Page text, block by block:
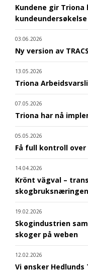
Kundene gir
kundeundersøkelse
03.06.2026
Ny version av
13.05.2026
Triona
07.05.2026
Triona har nå
05.05.2026
Få full kontroll
14.04.2026
Krönt vägval –
skogbruksnæringen
19.02.2026
Skogindustrien
skoger på weben
12.02.2026
Vi ønsker